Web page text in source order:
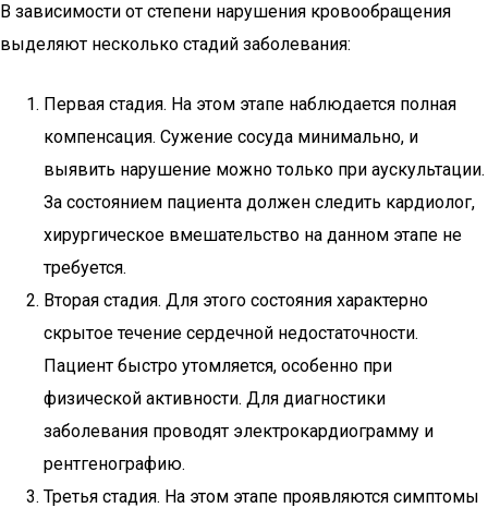
В зависимости от степени нарушения кровообращения
выделяют несколько стадий заболевания:
Первая стадия. На этом этапе наблюдается полная
компенсация. Сужение сосуда минимально, и
выявить нарушение можно только при аускультации.
За состоянием пациента должен следить кардиолог,
хирургическое вмешательство на данном этапе не
требуется.
Вторая стадия. Для этого состояния характерно
скрытое течение сердечной недостаточности.
Пациент быстро утомляется, особенно при
физической активности. Для диагностики
заболевания проводят электрокардиограмму и
рентгенографию.
Третья стадия. На этом этапе проявляются симптомы